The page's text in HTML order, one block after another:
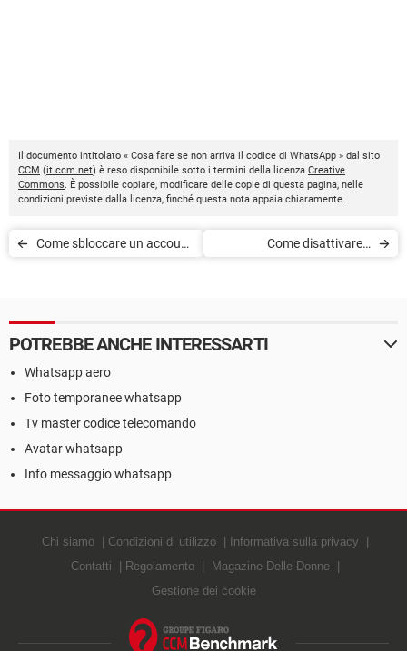
Il documento intitolato « Cosa fare se non arriva il codice di WhatsApp » dal sito
CCM (it.ccm.net) è reso disponibile sotto i termini della licenza Creative
Commons. È possibile copiare, modificare delle copie di questa pagina, nelle
condizioni previste dalla licenza, finché questa nota appaia chiaramente.
Come sbloccare un account
Come disattivare il
POTREBBE ANCHE INTERESSARTI
Whatsapp aero
Foto temporanee whatsapp
Tv master codice telecomando
Avatar whatsapp
Info messaggio whatsapp
Chi siamo Condizioni di utilizzo
Informativa sulla privacy
Contatti
Regolamento
Magazine Delle Donne
Gestione dei cookie